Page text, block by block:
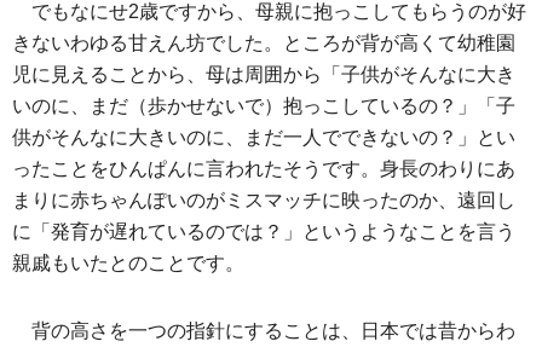
でもなにせ2歳ですから、母親に抱っこしてもらうのが好
きないわゆる甘えん坊でした。ところが背が高くて幼稚園
児に見えることから、母は周囲から「子供がそんなに大き
いのに、まだ（歩かせないで）抱っこしているの？」「子
供がそんなに大きいのに、まだ一人でできないの？」とい
ったことをひんぱんに言われたそうです。身長のわりにあ
まりに赤ちゃんぽいのがミスマッチに映ったのか、遠回し
に「発育が遅れているのでは？」というようなことを言う
親戚もいたとのことです。
背の高さを一つの指針にすることは、日本では昔からわ